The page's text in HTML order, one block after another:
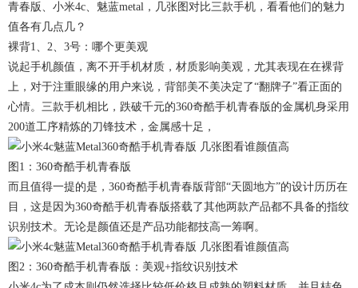
青春版、小米4c、魅蓝metal，几张图对比三款手机，看看他们的魅力
值各有几点几？
裸背1、2、3号：哪个更美观
说起手机颜值，离不开手机材质，材质影响美观，尤其表现在在裸背
上，对于注重眼缘的用户来说，背部美不美决定了“翻牌子”看正面的
心情。三款手机相比，跌破千元的360奇酷手机青春版的金属机身采用
200道工序精炼的刀锋技术，金属感十足，
图1：360奇酷手机青春版
而且值得一提的是，360奇酷手机青春版背部“天圆地方”的设计历历在
目，这是因为360奇酷手机青春版搭载了其他两款产品都不具备的指纹
识别技术。无论是颜值还是产品功能都技高一筹啊。
图2：360奇酷手机青春版：美观+指纹识别技术